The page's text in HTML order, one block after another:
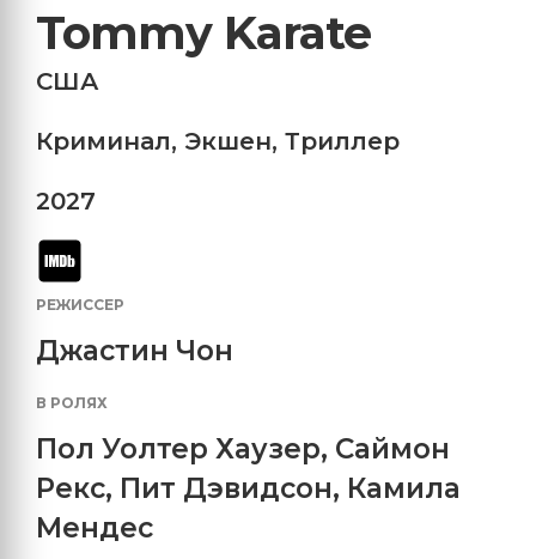
Tommy Karate
США
Криминал, Экшен, Триллер
2027
РЕЖИССЕР
Джастин Чон
В РОЛЯХ
Пол Уолтер Хаузер, Саймон
Рекс, Пит Дэвидсон, Камила
Мендес